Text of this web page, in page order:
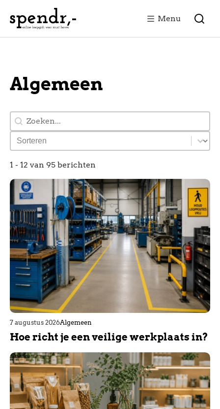
Menu
Algemeen
Search
Product Order
1 - 12 van 95 berichten
7 augustus 2026Algemeen
Hoe richt je een veilige werkplaats in?